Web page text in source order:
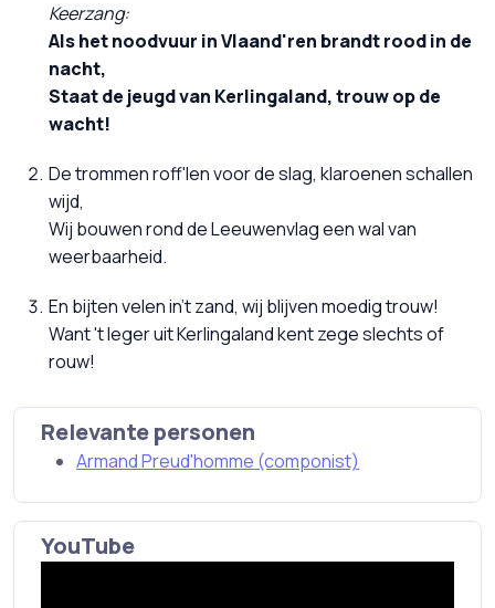
Keerzang:
Als het noodvuur in Vlaand'ren brandt rood in de
nacht,
Staat de jeugd van Kerlingaland, trouw op de
wacht!
De trommen roff'len voor de slag, klaroenen schallen
wijd,
Wij bouwen rond de Leeuwenvlag een wal van
weerbaarheid.
En bijten velen in't zand, wij blijven moedig trouw!
Want 't leger uit Kerlingaland kent zege slechts of
rouw!
Relevante personen
Armand Preud'homme (componist)
YouTube